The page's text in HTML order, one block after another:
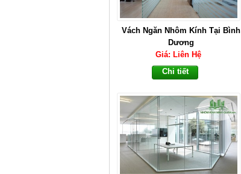
Vách Ngăn Nhôm Kính Tại Bình
Dương
Giá: Liên Hệ
Chi tiết